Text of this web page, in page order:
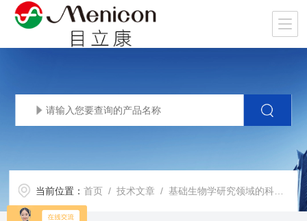
当前位置：首页 /技术文章 / 基础生物学研究领域的科学家如何选择最适合的ips干细胞培养基？